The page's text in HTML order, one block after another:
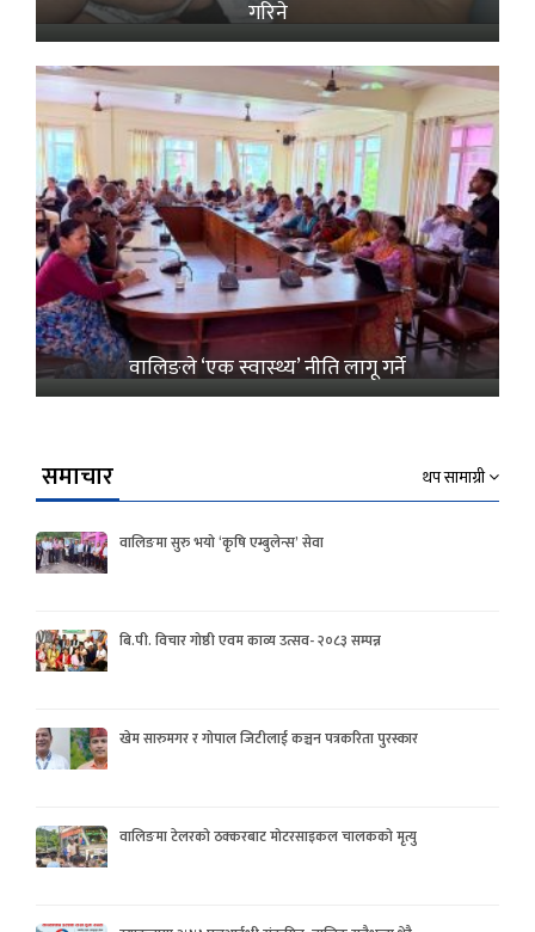
गरिने
वालिङले ‘एक स्वास्थ्य’ नीति लागू गर्ने
समाचार थप सामाग्री
वालिङमा सुरु भयो ‘कृषि एम्बुलेन्स’ सेवा
बि.पी. विचार गोष्ठी एवम काव्य उत्सव- २०८३ सम्पन्न
खेम सारुमगर र गोपाल जिटीलाई कञ्चन पत्रकरिता पुरस्कार
वालिङमा टेलरको ठक्करबाट मोटरसाइकल चालकको मृत्यु